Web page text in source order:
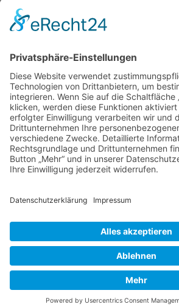
ENTSPANNUNG PUR!
Fallbeschreibung aus der
Fallstudie aus der
Burnout
Fallstudie aus der
Schlafstörungen
Falsches Vorbild!
Berufsbild Heilpraktiker für
Therapien und Verfahren
Partner -
Impressum
Datenschutzerklärung